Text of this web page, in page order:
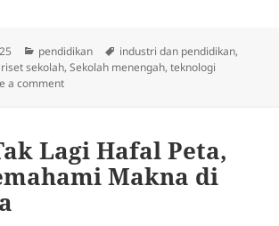
Categories
pendidikan Tags
industri dan pendidikan,
riset sekolah,Sekolah menengah,teknologi
a commenton Pendidikan STEM Terapan:
Lagi Hafal Peta,
Makna di